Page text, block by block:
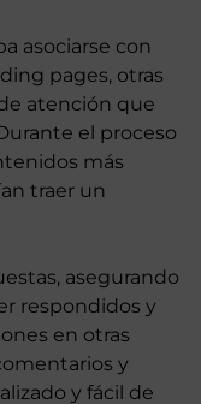
asociarse con
pages, otras
atención que
el proceso
más
traer un
asegurando
respondidos y
en otras
y
y fácil de